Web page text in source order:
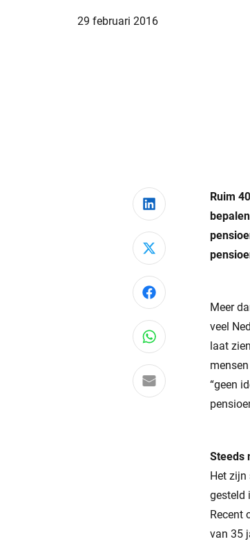
29 februari 2016
Ruim
Meer
veel
laat
“geen
Steeds
Het zijn
gesteld
Recent
van 35
Deel via LinkedIn
Deel via X
Deel via Facebook
Deel via WhatsApp
Delen via e-mail